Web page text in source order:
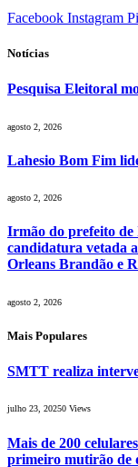
Facebook Instagram
Notícias
Pesquisa Eleitoral
agosto 2, 2026
Lahesio Bom Fim
agosto 2, 2026
Irmão do prefeito
candidatura vetada
Orleans Brandão e
agosto 2, 2026
Mais Populares
SMTT realiza
julho 23, 20250 Views
Mais de 200
primeiro mutirão de